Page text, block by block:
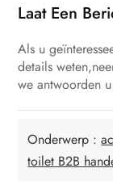
Laat Een
Als u
details
we antwoorden
Onderwerp :
toilet B2B